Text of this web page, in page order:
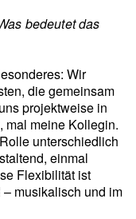
bedeutet das
Wir
die gemeinsam
projektweise in
mal meine Kollegin.
unterschiedlich
einmal
Flexibilität ist
musikalisch und im